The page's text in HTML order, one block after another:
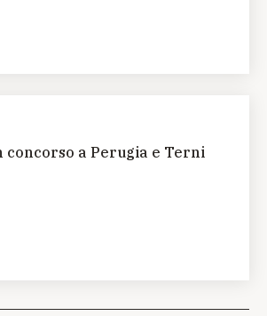
concorso a Perugia e Terni